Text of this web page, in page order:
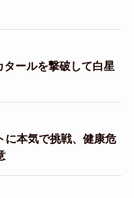
ールを撃破して白星
に本気で挑戦、健康危